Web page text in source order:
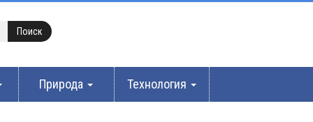
Природа Технология